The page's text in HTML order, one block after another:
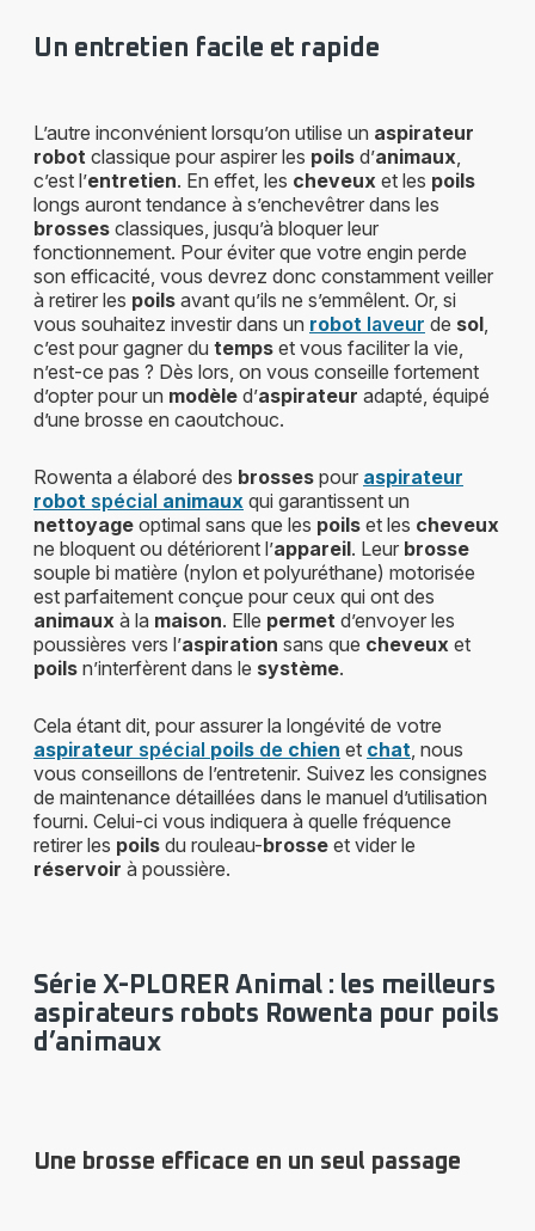
Un entretien facile et rapide
L’autre inconvénient lorsqu’on utilise un aspirateur
robot classique pour aspirer les poils d’animaux,
c’est l’entretien. En effet, les cheveux et les poils
longs auront tendance à s’enchevêtrer dans les
brosses classiques, jusqu’à bloquer leur
fonctionnement. Pour éviter que votre engin perde
son efficacité, vous devrez donc constamment veiller
à retirer les poils avant qu’ils ne s’emmêlent. Or, si
vous souhaitez investir dans un robot laveur de sol,
c’est pour gagner du temps et vous faciliter la vie,
n’est-ce pas ? Dès lors, on vous conseille fortement
d’opter pour un modèle d’aspirateur adapté, équipé
d’une brosse en caoutchouc.
Rowenta a élaboré des brosses pour aspirateur
robot spécial animaux qui garantissent un
nettoyage optimal sans que les poils et les cheveux
ne bloquent ou détériorent l’appareil. Leur brosse
souple bi matière (nylon et polyuréthane) motorisée
est parfaitement conçue pour ceux qui ont des
animaux à la maison. Elle permet d’envoyer les
poussières vers l’aspiration sans que cheveux et
poils n’interfèrent dans le système.
Cela étant dit, pour assurer la longévité de votre
aspirateur spécial poils de chien et chat, nous
vous conseillons de l’entretenir. Suivez les consignes
de maintenance détaillées dans le manuel d’utilisation
fourni. Celui-ci vous indiquera à quelle fréquence
retirer les poils du rouleau-brosse et vider le
réservoir à poussière.
Série X-PLORER Animal : les meilleurs
aspirateurs robots Rowenta pour poils
d’animaux
Une brosse efficace en un seul passage